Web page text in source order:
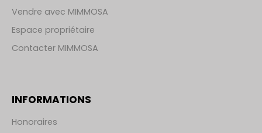
Vendre avec MIMMOSA
Espace propriétaire
Contacter MIMMOSA
INFORMATIONS
Honoraires